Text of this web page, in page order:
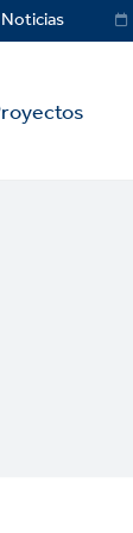
Noticias